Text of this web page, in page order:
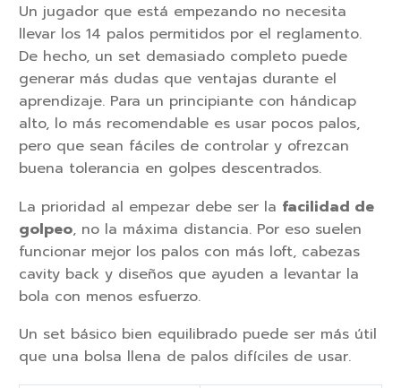
Un jugador que está empezando no necesita
llevar los 14 palos permitidos por el reglamento.
De hecho, un set demasiado completo puede
generar más dudas que ventajas durante el
aprendizaje. Para un principiante con hándicap
alto, lo más recomendable es usar pocos palos,
pero que sean fáciles de controlar y ofrezcan
buena tolerancia en golpes descentrados.
La prioridad al empezar debe ser la facilidad de
golpeo, no la máxima distancia. Por eso suelen
funcionar mejor los palos con más loft, cabezas
cavity back y diseños que ayuden a levantar la
bola con menos esfuerzo.
Un set básico bien equilibrado puede ser más útil
que una bolsa llena de palos difíciles de usar.